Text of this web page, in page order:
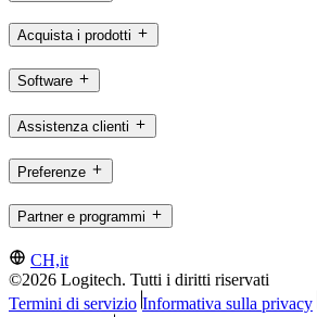
Acquista i prodotti
Software
Assistenza clienti
Preferenze
Partner e programmi
CH,it
©2026 Logitech. Tutti i diritti riservati
Termini di servizio Informativa sulla privacy